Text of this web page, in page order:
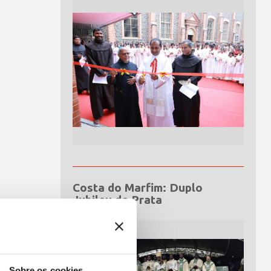
Costa do Marfim: Duplo
Jubileu de Prata